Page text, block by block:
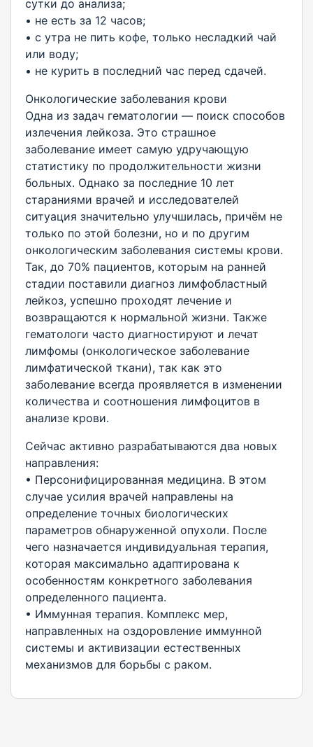
сутки до анализа;
• не есть за 12 часов;
• с утра не пить кофе, только несладкий чай
или воду;
• не курить в последний час перед сдачей.
Онкологические заболевания крови
Одна из задач гематологии — поиск способов
излечения лейкоза. Это страшное
заболевание имеет самую удручающую
статистику по продолжительности жизни
больных. Однако за последние 10 лет
стараниями врачей и исследователей
ситуация значительно улучшилась, причём не
только по этой болезни, но и по другим
онкологическим заболевания системы крови.
Так, до 70% пациентов, которым на ранней
стадии поставили диагноз лимфобластный
лейкоз, успешно проходят лечение и
возвращаются к нормальной жизни. Также
гематологи часто диагностируют и лечат
лимфомы (онкологическое заболевание
лимфатической ткани), так как это
заболевание всегда проявляется в изменении
количества и соотношения лимфоцитов в
анализе крови.
Сейчас активно разрабатываются два новых
направления:
• Персонифицированная медицина. В этом
случае усилия врачей направлены на
определение точных биологических
параметров обнаруженной опухоли. После
чего назначается индивидуальная терапия,
которая максимально адаптирована к
особенностям конкретного заболевания
определенного пациента.
• Иммунная терапия. Комплекс мер,
направленных на оздоровление иммунной
системы и активизации естественных
механизмов для борьбы с раком.